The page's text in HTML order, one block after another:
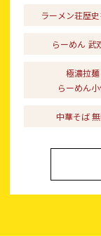
ラーメン荘歴
らーめん 武
極濃拉麺
らーめん
中華そば